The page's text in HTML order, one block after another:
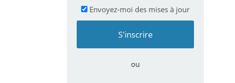
Envoyez-moi des mises à jour
ou